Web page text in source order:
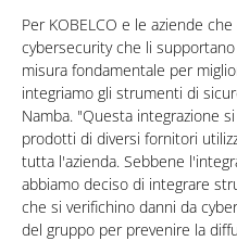
Per KOBELCO e le aziende
cybersecurity che li
misura fondamentale per
integriamo gli strumenti di
Namba. "Questa integrazione
prodotti di diversi fornitori
tutta l'azienda. Sebbene
abbiamo deciso di integrare
che si verifichino danni da
del gruppo per prevenire la